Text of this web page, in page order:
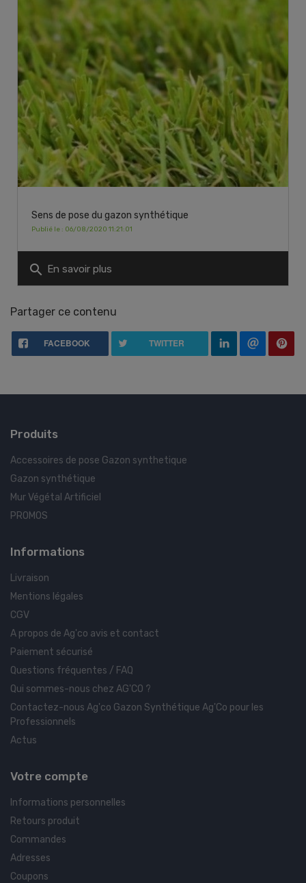
Sens de pose du gazon synthétique
Publié le : 06/08/2020 11:21:01
search En savoir plus
Partager ce contenu
FACEBOOK TWITTER
Produits
Accessoires de pose Gazon synthetique
Gazon synthétique
Mur Végétal Artificiel
PROMOS
Informations
Livraison
Mentions légales
CGV
A propos de Ag'co avis et contact
Paiement sécurisé
Questions fréquentes / FAQ
Qui sommes-nous chez AG'CO ?
Contactez-nous Ag'co Gazon Synthétique Ag'Co pour les
Professionnels
Actus
Votre compte
Informations personnelles
Retours produit
Commandes
Adresses
Coupons